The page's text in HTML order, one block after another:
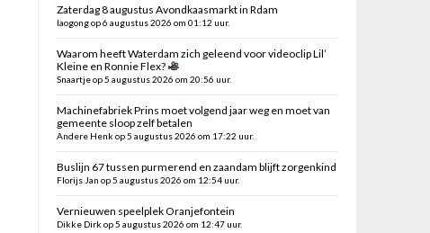
Zaterdag 8 augustus Avondkaasmarkt in Rdam
laogong op 6 augustus 2026 om 01:12 uur.
Waarom heeft Waterdam zich geleend voor videoclip Lil’
Kleine en Ronnie Flex?
Snaartje op 5 augustus 2026 om 20:56 uur.
Machinefabriek Prins moet volgend jaar weg en moet van
gemeente sloop zelf betalen
Andere Henk op 5 augustus 2026 om 17:22 uur.
Buslijn 67 tussen purmerend en zaandam blijft zorgenkind
Florijs Jan op 5 augustus 2026 om 12:54 uur.
Vernieuwen speelplek Oranjefontein
Dikke Dirk op 5 augustus 2026 om 12:47 uur.